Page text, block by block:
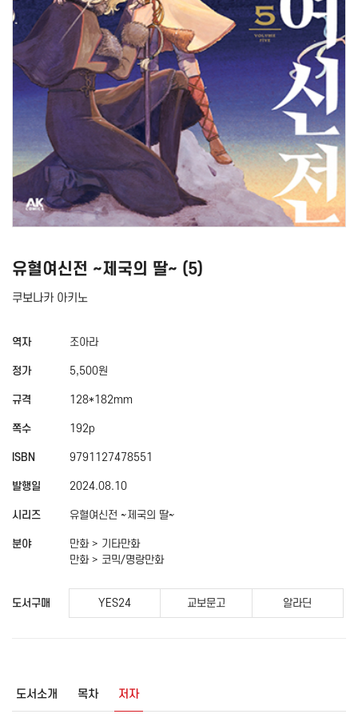
유혈여신전 ~제국의 딸~ (5)
쿠보나카 아키노
역자 조아라
정가 5,500원
규격 128*182mm
쪽수 192p
ISBN 9791127478551
발행일 2024.08.10
시리즈 유혈여신전 ~제국의 딸~
분야
만화 > 기타만화
만화 > 코믹/명랑만화
도서구매 YES24 교보문고 알라딘
도서소개 목차 저자